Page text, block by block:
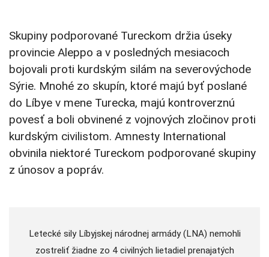
Skupiny podporované Tureckom držia úseky
provincie Aleppo a v posledných mesiacoch
bojovali proti kurdským silám na severovýchode
Sýrie. Mnohé zo skupín, ktoré majú byť poslané
do Líbye v mene Turecka, majú kontroverznú
povesť a boli obvinené z vojnových zločinov proti
kurdským civilistom. Amnesty International
obvinila niektoré Tureckom podporované skupiny
z únosov a popráv.
Letecké sily Líbyjskej národnej armády (LNA) nemohli
zostreliť žiadne zo 4 civilných lietadiel prenajatých